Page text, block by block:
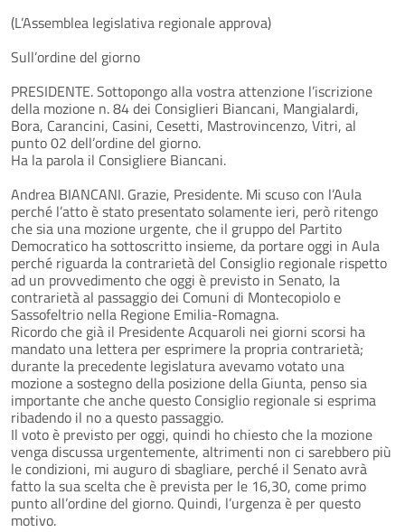
(L’Assemblea legislativa regionale approva)
Sull’ordine del giorno
PRESIDENTE. Sottopongo alla vostra attenzione l’iscrizione
della mozione n. 84 dei Consiglieri Biancani, Mangialardi,
Bora, Carancini, Casini, Cesetti, Mastrovincenzo, Vitri, al
punto 02 dell’ordine del giorno.
Ha la parola il Consigliere Biancani.
Andrea BIANCANI. Grazie, Presidente. Mi scuso con l’Aula
perché l’atto è stato presentato solamente ieri, però ritengo
che sia una mozione urgente, che il gruppo del Partito
Democratico ha sottoscritto insieme, da portare oggi in Aula
perché riguarda la contrarietà del Consiglio regionale rispetto
ad un provvedimento che oggi è previsto in Senato, la
contrarietà al passaggio dei Comuni di Montecopiolo e
Sassofeltrio nella Regione Emilia-Romagna.
Ricordo che già il Presidente Acquaroli nei giorni scorsi ha
mandato una lettera per esprimere la propria contrarietà;
durante la precedente legislatura avevamo votato una
mozione a sostegno della posizione della Giunta, penso sia
importante che anche questo Consiglio regionale si esprima
ribadendo il no a questo passaggio.
Il voto è previsto per oggi, quindi ho chiesto che la mozione
venga discussa urgentemente, altrimenti non ci sarebbero più
le condizioni, mi auguro di sbagliare, perché il Senato avrà
fatto la sua scelta che è prevista per le 16,30, come primo
punto all’ordine del giorno. Quindi, l’urgenza è per questo
motivo.